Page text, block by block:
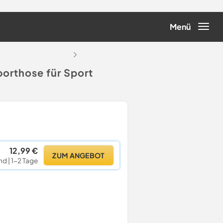
Menü
für Sport
12,99 €
| 1-2 Tage
ZUM ANGEBOT